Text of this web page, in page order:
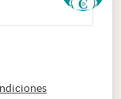
abre en nueva